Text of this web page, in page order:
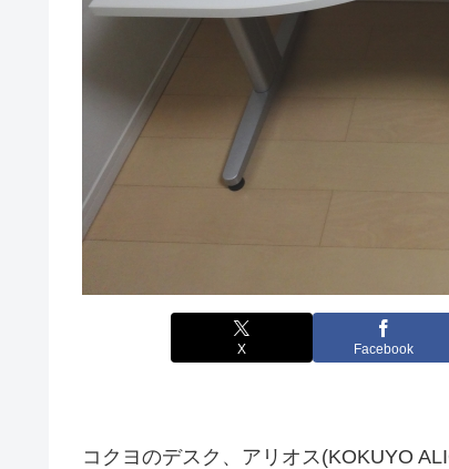
X Facebook
コクヨのデスク、アリオス(KOKUYO